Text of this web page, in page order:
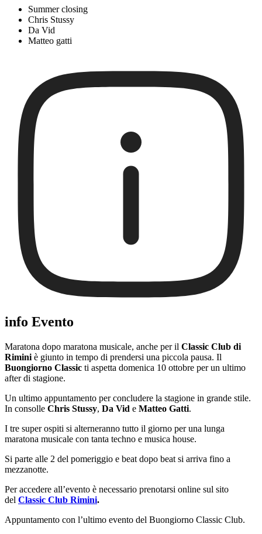
Summer closing
Chris Stussy
Da Vid
Matteo gatti
info Evento
Maratona dopo maratona musicale, anche per il Classic Club di
Rimini è giunto in tempo di prendersi una piccola pausa. Il
Buongiorno Classic ti aspetta domenica 10 ottobre per un ultimo
after di stagione.
Un ultimo appuntamento per concludere la stagione in grande stile.
In consolle Chris Stussy, Da Vid e Matteo Gatti.
I tre super ospiti si alterneranno tutto il giorno per una lunga
maratona musicale con tanta techno e musica house.
Si parte alle 2 del pomeriggio e beat dopo beat si arriva fino a
mezzanotte.
Per accedere all’evento è necessario prenotarsi online sul sito
del Classic Club Rimini.
Appuntamento con l’ultimo evento del Buongiorno Classic Club.